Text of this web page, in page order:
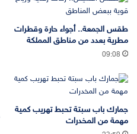
طقس الجمعة.. أجواء حارة وقطرات
مطرية بعدد من مناطق المملكة
09:08
جمارك باب سبتة تحبط تهريب كمية
مهمة من المخدرات